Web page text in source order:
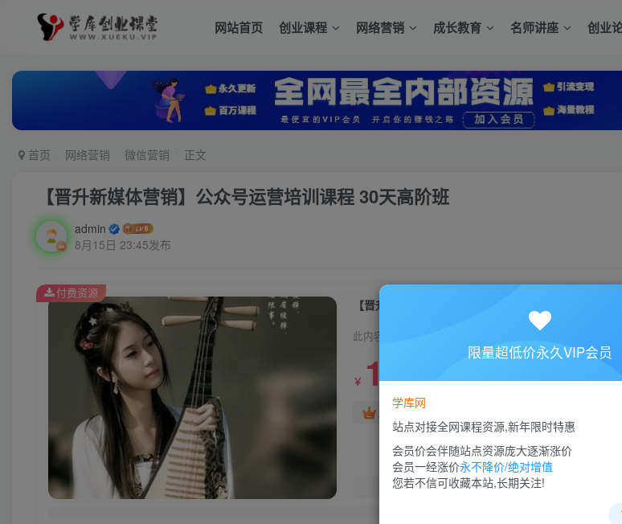
网站首页 创业课程 网络营销 成长教育 名师讲座 创业
首页 网络营销 微信营销 正文
【晋升新媒体营销】公众号运营培训课程 30天高阶班
admin
8月15日 23:45发布
【晋升新媒体营销】公众号运营培训课程 30天高阶班
此内容为付费资源，请付费后查看
￥ 10￥88
超级会员免费
您当前未登录
付费资源
限量超低价永久VIP会员
学库网
站点对接全网课程资源,新年限时特惠
会员价会伴随站点资源庞大逐渐涨价
会员一经涨价永不降价/绝对增值
您若不信可收藏本站,长期关注!